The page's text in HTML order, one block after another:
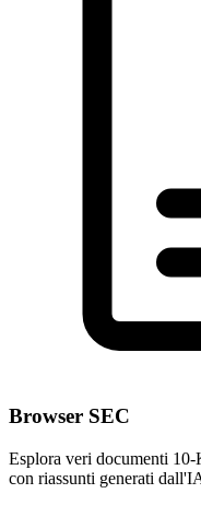
Browser SEC
Esplora veri documenti
con riassunti generati